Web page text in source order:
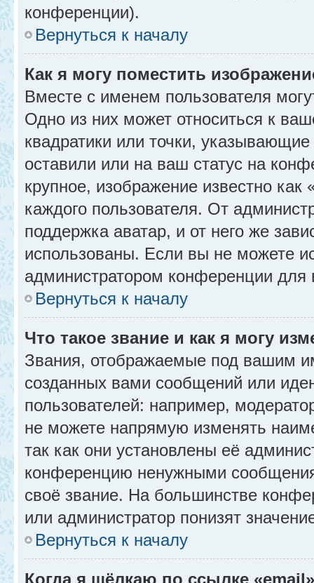
конференции).
Вернуться к началу
Как я могу поместить
Вместе с именем пользователя
Одно из них может относиться к
квадратики или точки,
оставили или на ваш статус на
крупное, изображение известно
каждого пользователя. От
поддержка аватар, и от него же
использованы. Если вы не можете
администратором конференции для
Вернуться к началу
Что такое звание и как я могу
Звания, отображаемые под вашим
созданных вами сообщений или
пользователей: например,
не можете напрямую изменять
так как они установлены её
конференцию ненужными
своё звание. На большинстве
или администратор понизят
Вернуться к началу
Когда я щёлкаю по ссылке